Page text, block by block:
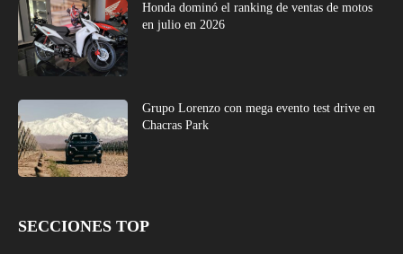
Honda dominó el ranking de ventas de motos
en julio en 2026
Grupo Lorenzo con mega evento test drive en
Chacras Park
SECCIONES TOP